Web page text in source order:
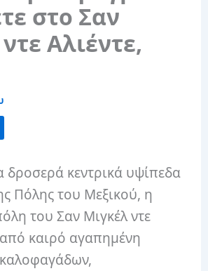
στο Σαν
Αλιέντε,
δροσερά κεντρικά υψίπεδα
Πόλης του Μεξικού, η
του Σαν Μιγκέλ ντε
από καιρό αγαπημένη